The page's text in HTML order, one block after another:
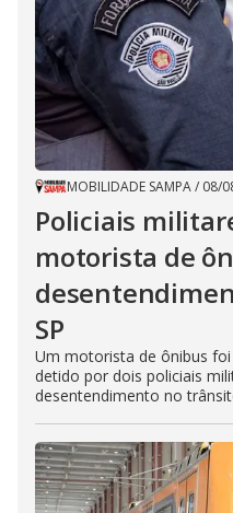
MOBILIDADE SAMPA/ 08/
Policiais
motorista de
SP
Um motorista de ônibus
detido por dois policiais
desentendimento no